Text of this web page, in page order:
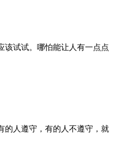
试试。哪怕能让人有一点点
人遵守，有的人不遵守，就